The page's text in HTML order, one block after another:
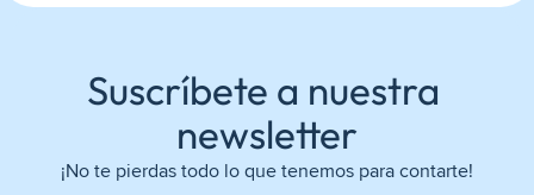
Suscríbete a nuestra
newsletter
¡No te pierdas todo lo que tenemos para contarte!